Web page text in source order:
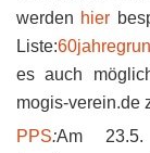
werden hier
Liste:
es auch
mogis-verein.de
PPS:Am